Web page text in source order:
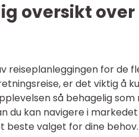
oversikt over
reiseplanleggingen for de
er det viktig å
så behagelig som
du kan navigere i
beste valget for dine behov.